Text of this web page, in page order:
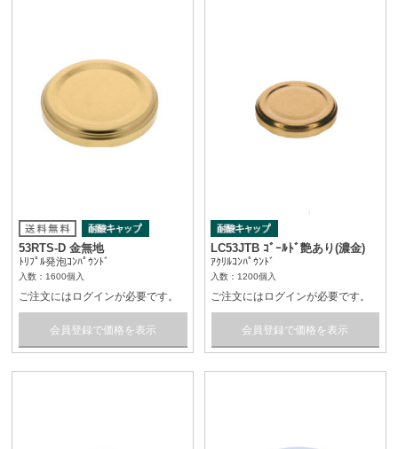
53RTS-D 金無地
ﾄﾘﾌﾟﾙ発泡ｺﾝﾊﾟｳﾝﾄﾞ
入数：1600個入
ご注文にはログインが必要です。
会員登録で価格を表示
LC53JTB ｺﾞｰﾙﾄﾞ艶あり(濃金)
ｱｸﾘﾙｺﾝﾊﾟｳﾝﾄﾞ
入数：1200個入
ご注文にはログインが必要です。
会員登録で価格を表示